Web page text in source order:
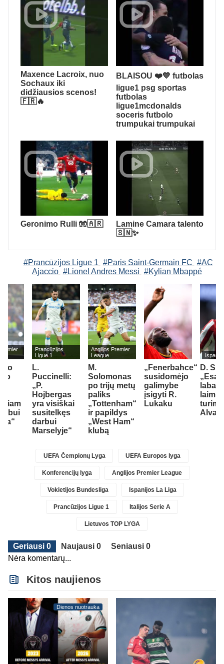
Maxence Lacroix, nuo
Sochaux iki
didžiausios scenos!
🇫🇷🔥
BLAISOU ❤️💙 futbolas
ligue1 psg sportas
futbolas
ligue1mcdonalds
soceris futbolo
trumpukai trumpukai
Geronimo Rulli 🧤🇦🇷
Lamine Camara talento
🇸🇳✨
#Prancūzijos Ligue 1 #Paris Saint-Germain FC #AC
Ajaccio #Lionel Andres Messi #Kylian Mbappé
Prancūzijos
Ligue 1
L.
Puccinelli:
„P.
Hojbergas
yra visiškai
susitelkęs
darbui
Marselyje“
Anglijos Premier
League
M.
Solomonas
po trijų metų
paliks
„Tottenham“
ir papildys
„West Ham“
klubą
„Fenerbahce“
susidomėjo
galimybe
įsigyti R.
Lukaku
D.
labai
UEFA Čempionų Lyga UEFA Europos lyga
Konferencijų lyga Anglijos Premier League
Vokietijos Bundesliga Ispanijos La Liga
Prancūzijos Ligue 1 Italijos Serie A
Lietuvos TOP LYGA
Geriausi 0 Naujausi 0
Seniausi 0
Nėra komentarų...
Kitos naujienos
Dienos nuotrauka